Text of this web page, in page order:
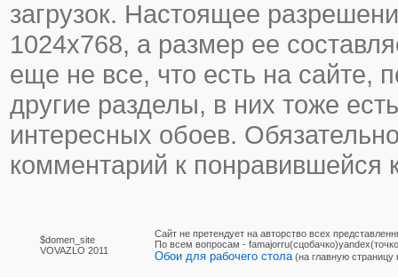
загрузок. Настоящее
1024х768, а размер ее
еще не все, что есть на сайте,
другие разделы, в них тоже
интересных обоев.
комментарий к понравившейся
$domen_site
VOVAZLO 2011
Сайт не претендует на авторство всех
По вcем вопросам -
Обои для рабочего стола (на главную страницу